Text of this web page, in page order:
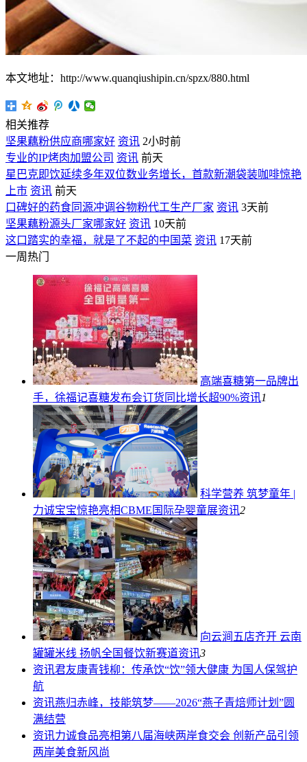
本文地址：http://www.quanqiushipin.cn/spzx/880.html
相关推荐
坚果藕粉供应商哪家好 资讯 2小时前
专业的IP烤肉加盟公司 资讯 前天
星巴克即饮延续多年双位数业务增长，首款新潮袋装咖啡惊艳
上市 资讯 前天
口碑好的药食同源冲调谷物粉代工生产厂家 资讯 3天前
坚果藕粉源头厂家哪家好 资讯 10天前
这口踏实的幸福，就是了不起的中国菜 资讯 17天前
一周热门
高端喜糖第一品牌出
手，徐福记喜糖发布会订货同比增长超90%资讯1
科学营养 筑梦童年 |
力诚宝宝惊艳亮相CBME国际孕婴童展资讯2
向云涧五店齐开 云南
罐罐米线 扬帆全国餐饮新赛道资讯3
资讯君友康青钱柳：传承饮“饮”领大健康 为国人保驾护
航
资讯燕归赤峰，技能筑梦——2026“燕子青焙师计划”圆
满结营
资讯力诚食品亮相第八届海峡两岸食交会 创新产品引领
两岸美食新风尚